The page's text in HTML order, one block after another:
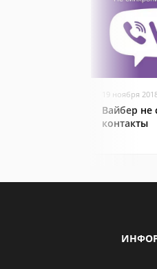
19 ноября
Вайбер не
контакты